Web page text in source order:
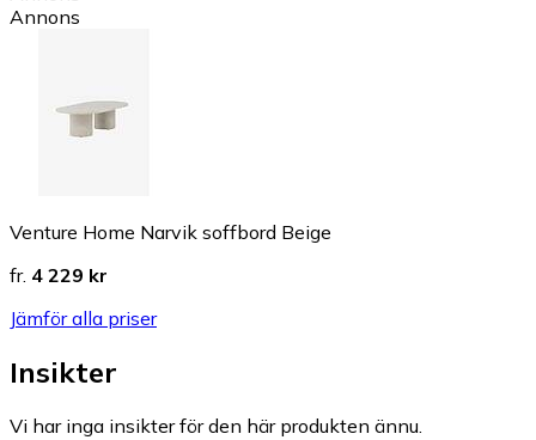
Annons
Venture Home Narvik soffbord Beige
fr. 4 229 kr
Jämför alla priser
Insikter
Vi har inga insikter för den här produkten ännu.